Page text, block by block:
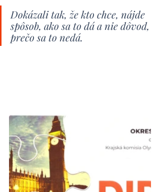
Dokázali tak, že kto chce, nájde
spôsob, ako sa to dá a nie dôvod,
prečo sa to nedá.